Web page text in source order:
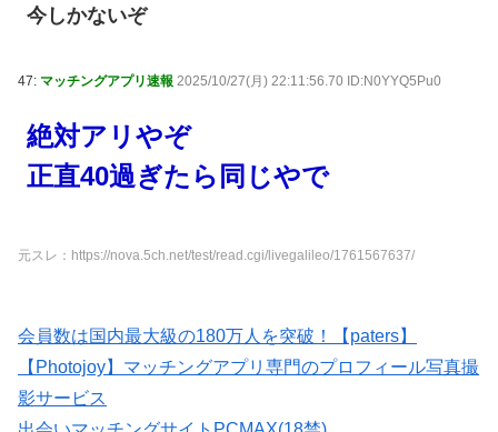
今しかないぞ
47: マッチングアプリ速報 2025/10/27(月) 22:11:56.70 ID:N0YYQ5Pu0
絶対アリやぞ
正直40過ぎたら同じやで
元スレ：https://nova.5ch.net/test/read.cgi/livegalileo/1761567637/
会員数は国内最大級の180万人を突破！【paters】
【Photojoy】マッチングアプリ専門のプロフィール写真撮
影サービス